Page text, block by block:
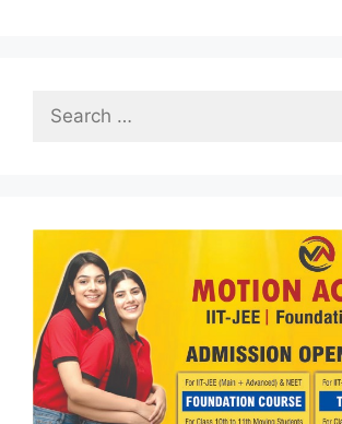
Search